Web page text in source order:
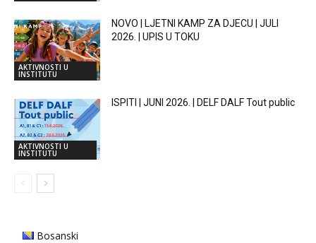
AKTIVNOSTI U
INSTITUTU
NOVO | LJETNI KAMP ZA DJECU | JULI
2026. | UPIS U TOKU
AKTIVNOSTI U
INSTITUTU
ISPITI | JUNI 2026. | DELF DALF Tout public
Bosanski